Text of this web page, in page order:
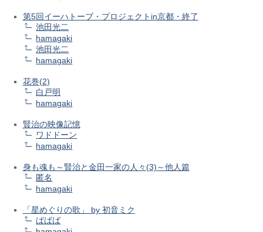
第5回イーハトーブ・プロジェクトin京都・終了
池田光二
hamagaki
池田光二
hamagaki
花巻(2)
白戸明
hamagaki
賢治の映像記憶
ワドドーン
hamagaki
身も魂も～賢治と金田一家の人々(3)～他人篇
匿名
hamagaki
「星めぐりの歌」 by 初音ミク
ばばば